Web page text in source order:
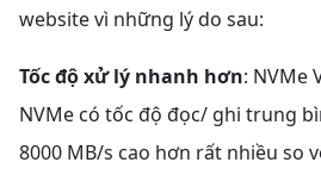
website vì những lý do sau:
Tốc độ xử lý nhanh hơn: NVMe
NVMe có tốc độ đọc/ ghi trung
8000 MB/s cao hơn rất nhiều so